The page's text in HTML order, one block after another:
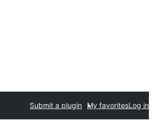
Submit a plugin My favoritesLog in